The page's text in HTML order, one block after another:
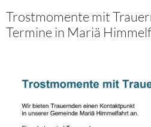
Trostmomente mit
Termine in Mariä